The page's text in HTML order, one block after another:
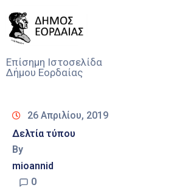
Επίσημη Ιστοσελίδα
Δήμου Εορδαίας
Νέα
Υπηρεσίες
Του
Δήμου
26 Απριλίου, 2019
Δελτία τύπου
By
mioannid
0